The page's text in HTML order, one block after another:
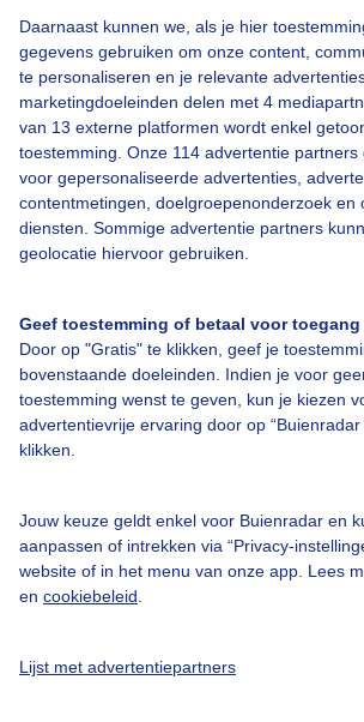
Daarnaast kunnen we, als je hier
gegevens gebruiken om onze content,
te personaliseren en je relevante
marketingdoeleinden delen met 4
van 13 externe platformen wordt enkel
toestemming. Onze 114 advertentie
voor gepersonaliseerde advertenties,
contentmetingen, doelgroepenonderzoek en
diensten. Sommige advertentie partners
geolocatie hiervoor gebruiken.
Geef toestemming of betaal voor toegang
Door op "Gratis" te klikken, geef je
bovenstaande doeleinden. Indien je voor
toestemming wenst te geven, kun je kiezen
advertentievrije ervaring door op “Buienradar
klikken.
Jouw keuze geldt enkel voor Buienradar en
aanpassen of intrekken via “Privacy-
website of in het menu van onze app. Lees
en cookiebeleid
Lijst met advertentiepartners
Een moment geduld aub...
Over Buienradar
Veelgestelde vragen
Contact
Toegankelijkheid
Gebruikersvoorwaarden
Buienradar Team
Privacy beleid